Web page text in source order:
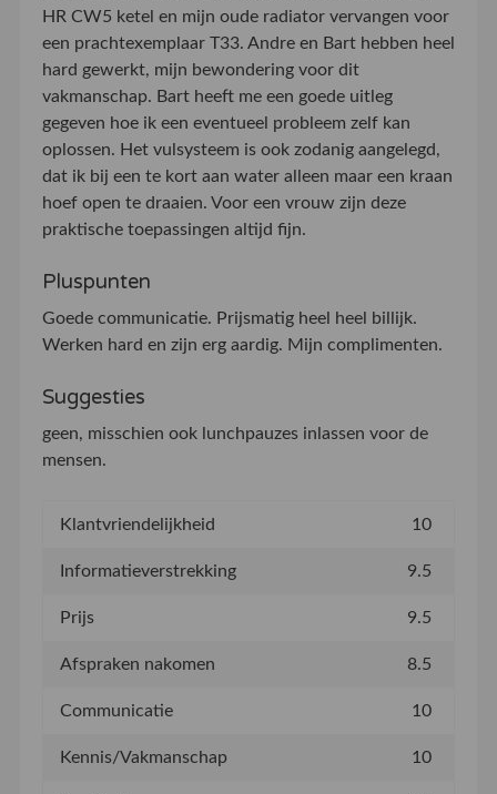
HR CW5 ketel en mijn oude radiator vervangen voor
een prachtexemplaar T33. Andre en Bart hebben heel
hard gewerkt, mijn bewondering voor dit
vakmanschap. Bart heeft me een goede uitleg
gegeven hoe ik een eventueel probleem zelf kan
oplossen. Het vulsysteem is ook zodanig aangelegd,
dat ik bij een te kort aan water alleen maar een kraan
hoef open te draaien. Voor een vrouw zijn deze
praktische toepassingen altijd fijn.
Pluspunten
Goede communicatie. Prijsmatig heel heel billijk.
Werken hard en zijn erg aardig. Mijn complimenten.
Suggesties
geen, misschien ook lunchpauzes inlassen voor de
mensen.
Klantvriendelijkheid 10
Informatieverstrekking 9.5
Prijs 9.5
Afspraken nakomen 8.5
Communicatie 10
Kennis/Vakmanschap 10